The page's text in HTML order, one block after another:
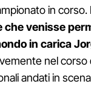
in corso.
che venisse
in carica
nel corso
andati in